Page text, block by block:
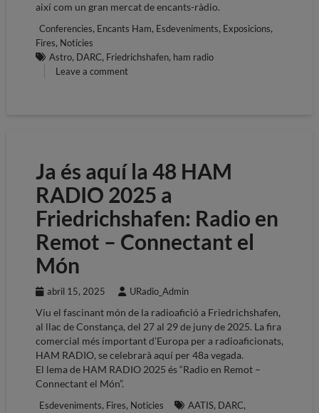
així com un gran mercat de encants-ràdio.
Conferencies, Encants Ham, Esdeveniments, Exposicions,
Fires, Noticies
Astro, DARC, Friedrichshafen, ham radio
Leave a comment
Ja és aquí la 48 HAM
RADIO 2025 a
Friedrichshafen: Radio en
Remot – Connectant el
Món
abril 15, 2025 URadio_Admin
Viu el fascinant món de la radioafició a Friedrichshafen,
al llac de Constança, del 27 al 29 de juny de 2025. La fira
comercial més important d’Europa per a radioaficionats,
HAM RADIO, se celebrarà aquí per 48a vegada.
El lema de HAM RADIO 2025 és “Radio en Remot –
Connectant el Món”.
Esdeveniments, Fires, Noticies AATIS, DARC,